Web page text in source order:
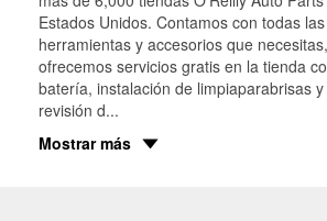
Estados Unidos. Contamos con todas
herramientas y accesorios que
ofrecemos servicios gratis en la tienda
batería, instalación de limpiaparabrisas
revisión d...
Mostrar más